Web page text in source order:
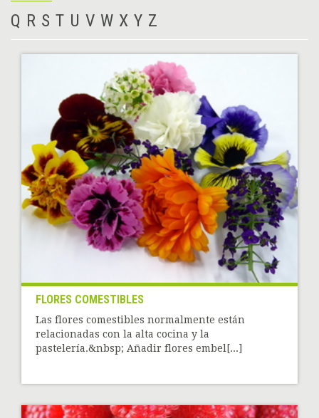
Q R S T U V W X Y Z
FLORES COMESTIBLES
Las flores comestibles normalmente están
relacionadas con la alta cocina y la
pastelería.&nbsp; Añadir flores embel[...]